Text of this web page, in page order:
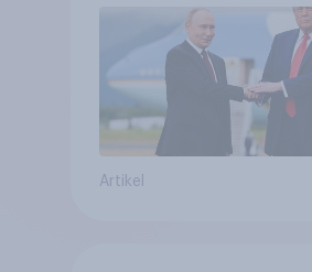
Bedrohungen und
bewerten
Artikel